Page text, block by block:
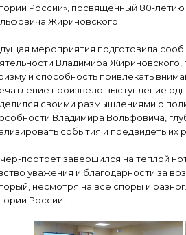
России», посвященный 80-
Жириновского.
мероприятия подготовила
Владимира Жириновского,
и способность привлекать
произвело выступление
своими размышлениями о
Владимира Вольфовича,
события и предвидеть их
портрет завершился на теплой
уважения и благодарности за
несмотря на все споры и
России.